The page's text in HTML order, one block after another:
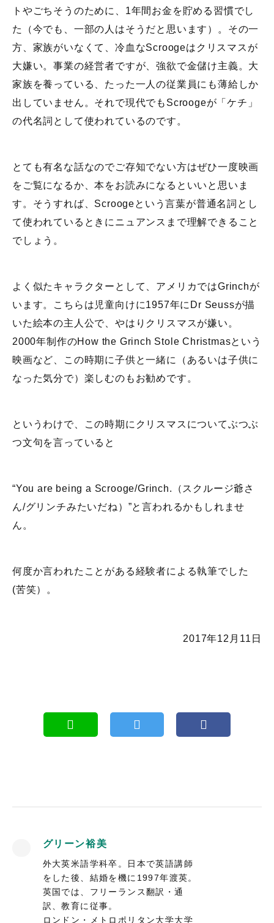
トやごちそうのために、1年間お金を貯める習慣でし
た（今でも、一部の人はそうだと思います）。その一
方、家族がいなくて、冷血なScroogeはクリスマスが
大嫌い。事業の経営者ですが、強欲で金儲け主義。大
家族を養っている、たった一人の従業員にも薄給しか
出していません。それで現代でもScroogeが「ケチ」
の代名詞として使われているのです。
とても有名な話なのでご存知でない方はぜひ一度映画
をご覧になるか、本をお読みになるといいと思いま
す。そうすれば、Scroogeという言葉が普通名詞とし
て使われているときにニュアンスまで理解できること
でしょう。
よく似たキャラクターとして、アメリカではGrinchが
います。こちらは児童向けに1957年にDr Seussが描
いた絵本の主人公で、やはりクリスマスが嫌い。
2000年制作のHow the Grinch Stole Christmasという
映画など、この時期に子供と一緒に（あるいは子供に
なった気分で）楽しむのもお勧めです。
というわけで、この時期にクリスマスについてぶつぶ
つ文句を言っていると
“You are being a Scrooge/Grinch.（スクルージ爺さ
ん/グリンチみたいだね）”と言われるかもしれませ
ん。
何度か言われたことがある経験者による執筆でした
(苦笑）。
2017年12月11日
グリーン裕美
外大英米語学科卒。日本で英語講師
をした後、結婚を機に1997年渡英。
英国では、フリーランス翻訳・通
訳、教育に従事。
ロンドン・メトロポリタン大学大学